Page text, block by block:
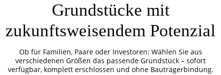
Grundstücke mit
zukunftsweisendem Potenzial
Ob für Familien, Paare oder Investoren: Wählen Sie aus
verschiedenen Größen das passende Grundstück – sofort
verfügbar, komplett erschlossen und ohne Bauträgerbindung.